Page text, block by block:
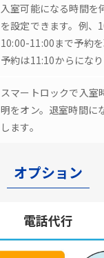
入室可能になる時間を
を設定できます。例、
10:00-11:00まで予約
予約は11:10からになり
スマートロックで入室
明をオン。退室時間に
します。
オプション
電話代行